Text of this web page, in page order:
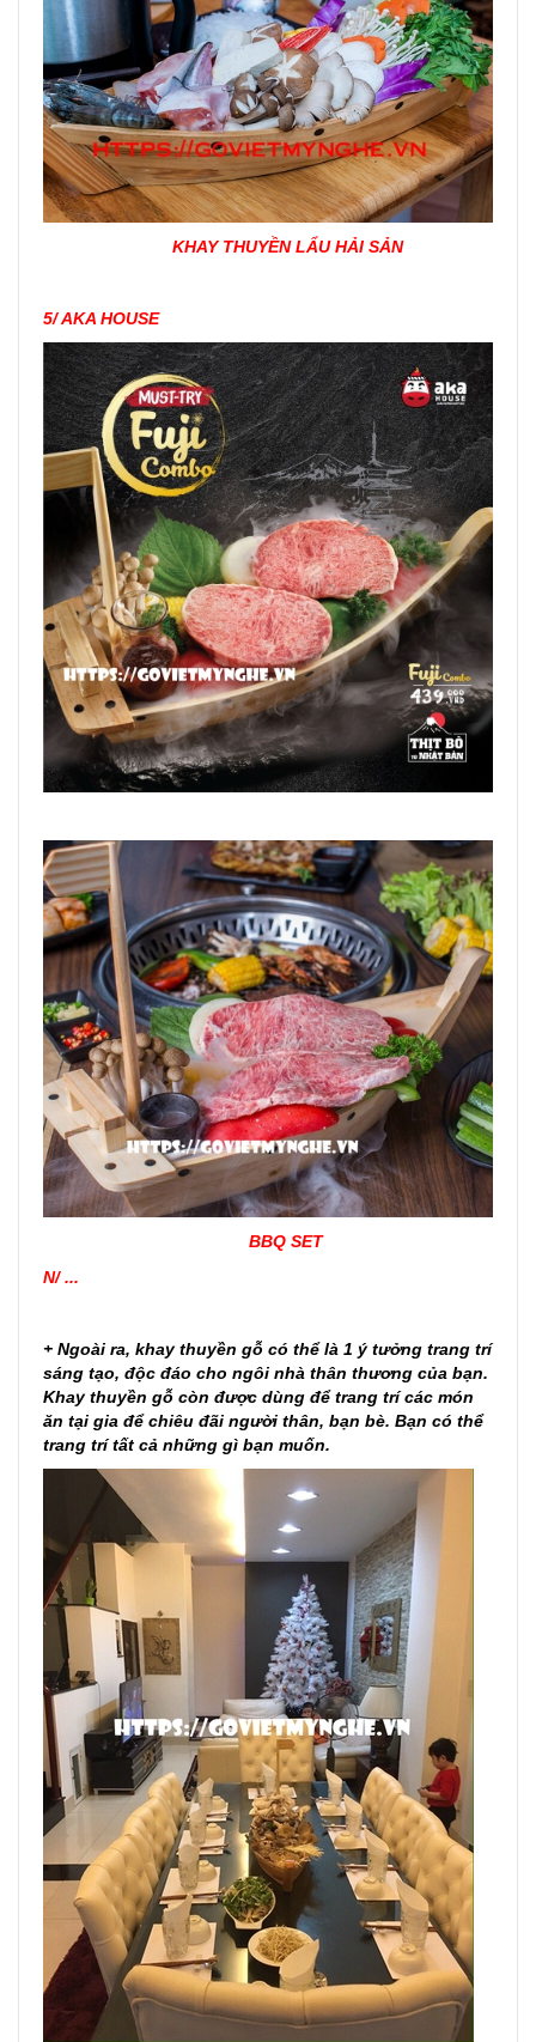
KHAY THUYỀN LẨU HẢI SẢN
5/ AKA HOUSE
BBQ SET
N/ ...
+ Ngoài ra, khay thuyền gỗ có thể là 1 ý tưởng trang trí
sáng tạo, độc đáo cho ngôi nhà thân thương của bạn.
Khay thuyền gỗ còn được dùng để trang trí các món
ăn tại gia để chiêu đãi người thân, bạn bè. Bạn có thể
trang trí tất cả những gì bạn muốn.